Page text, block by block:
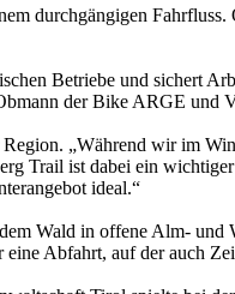
durchgängigen Fahrfluss.
Betriebe und sichert
der Bike ARGE und
„Während wir im
Trail ist dabei ein
ideal.“
Wald in offene Alm- und
Abfahrt, auf der auch